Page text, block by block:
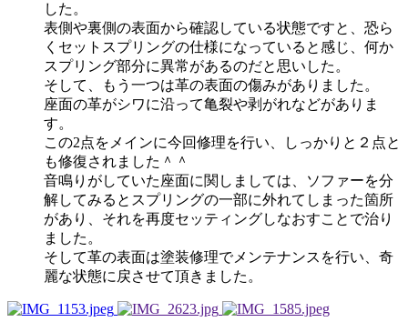
した。
表側や裏側の表面から確認している状態ですと、恐ら
くセットスプリングの仕様になっていると感じ、何か
スプリング部分に異常があるのだと思いした。
そして、もう一つは革の表面の傷みがありました。
座面の革がシワに沿って亀裂や剥がれなどがありま
す。
この2点をメインに今回修理を行い、しっかりと２点と
も修復されました＾＾
音鳴りがしていた座面に関しましては、ソファーを分
解してみるとスプリングの一部に外れてしまった箇所
があり、それを再度セッティングしなおすことで治り
ました。
そして革の表面は塗装修理でメンテナンスを行い、奇
麗な状態に戻させて頂きました。